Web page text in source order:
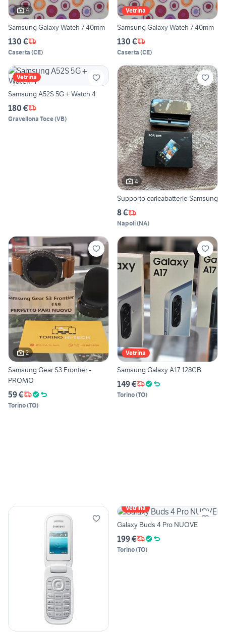
4
Samsung Galaxy Watch 7 40mm
130 €
Caserta (CE)
Vetrina
Samsung Galaxy Watch 7 40mm
130 €
Caserta (CE)
Vetrina
Samsung A52S 5G + Watch 4
180 €
Gravellona Toce(VB)
4
Supporto caricabatterie Samsung
8 €
Napoli(NA)
2
Samsung Gear S3 Frontier -
PROMO
59 €
Torino(TO)
Vetrina
Samsung Galaxy A17 128GB
149 €
Torino(TO)
Vetrina
Galaxy Buds 4 Pro NUOVE
199 €
Torino(TO)